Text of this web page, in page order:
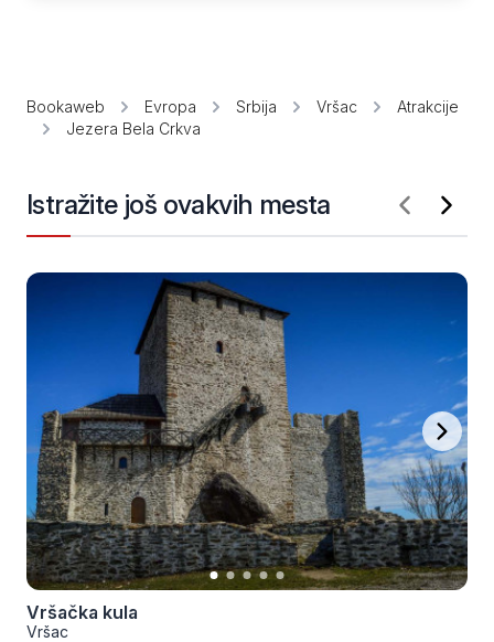
Bookaweb Evropa Srbija Vršac
Atrakcije
Jezera Bela Crkva
Istražite još ovakvih mesta
Vršačka kula
Vršac